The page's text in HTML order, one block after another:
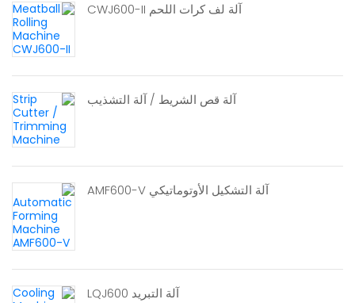
آلة لف كرات اللحم CWJ600-II
آلة قص الشريط / آلة التشذيب
آلة التشكيل الأوتوماتيكي AMF600-V
آلة التبريد LQJ600